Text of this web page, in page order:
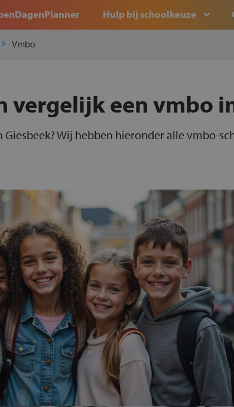
Hulp bij schoolkeuze
Vmbo
vergelijk een vmbo
Giesbeek? Wij hebben hieronder alle vmbo-